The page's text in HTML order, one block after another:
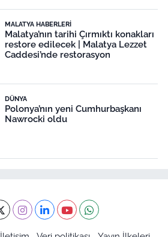
MALATYA HABERLERI
Malatya’nın tarihi Çırmıktı konakları
restore edilecek | Malatya Lezzet
Caddesi’nde restorasyon
DÜNYA
Polonya’nın yeni Cumhurbaşkanı
Nawrocki oldu